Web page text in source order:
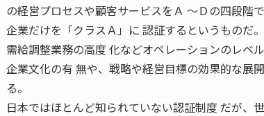
の経営プロセスや顧客サービスをＡ 〜Ｄの四段階
企業だけを「クラスＡ」に 認証するというものだ。
需給調整業務の高度 化などオペレーションのレベ
企業文化の有 無や、戦略や経営目標の効果的な展
る。
日本ではほとんど知られていない認証制度 だが、